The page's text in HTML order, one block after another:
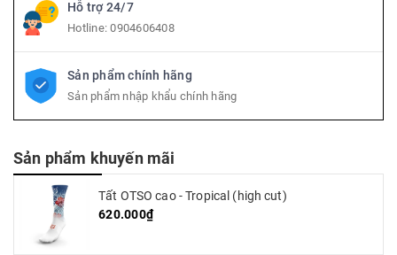
Hỗ trợ 24/7
Hotline:0904606408
Sản phẩm chính hãng
Sản phẩm nhập khẩu chính hãng
Sản phẩm khuyến mãi
Tất OTSO cao - Tropical (high cut)
620.000₫